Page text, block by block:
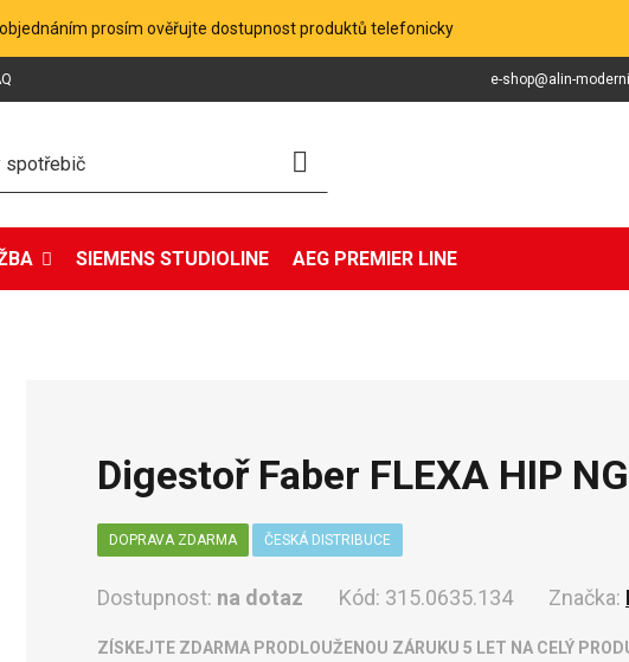
prosím ověřujte dostupnost produktů telefonicky
e-shop@alin-
SIEMENS STUDIOLINE AEG PREMIER LINE
Digestoř Faber FLEXA HIP
DOPRAVA ZDARMA ČESKÁ DISTRIBUCE
Dostupnost: na dotaz Kód: 315.0635.134 Značka:
ZÍSKEJTE ZDARMA PRODLOUŽENOU ZÁRUKU 5 LET NA CELÝ